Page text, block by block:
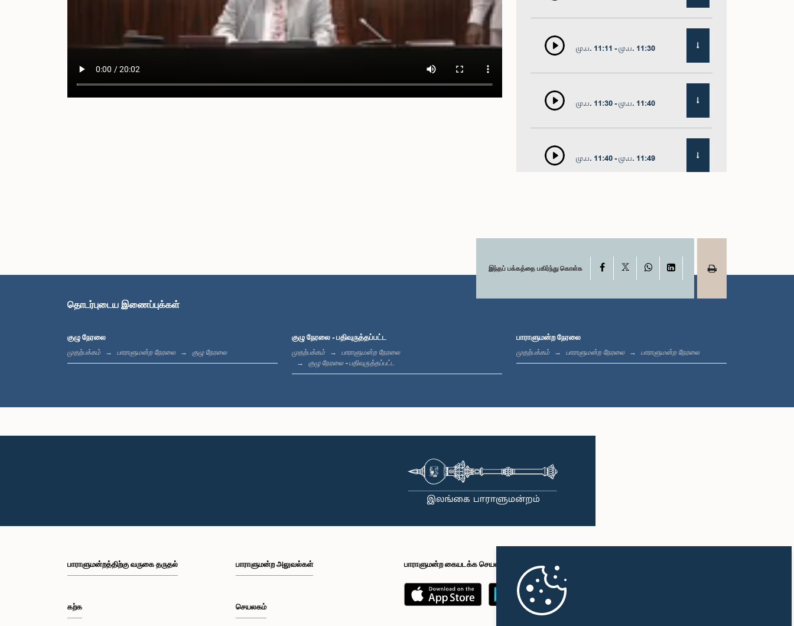
மு.ப. 11:11 - மு.ப. 11:30
மு.ப. 11:30 - மு.ப. 11:40
மு.ப. 11:40 - மு.ப. 11:49
பி.ப. 12:05 - பி.ப. 12:13
இந்தப் பக்கத்தை பகிர்ந்து கொள்க Facebook WhatsAppLinkedIn
தொடர்புடைய இணைப்புக்கள்
குழு நேரலை
முதற்பக்கம் பாராளுமன்ற நேரலை குழு நேரலை
குழு நேரலை - பதிவுருத்தப்பட்ட
முதற்பக்கம்
பாராளுமன்ற நேரலை
குழு நேரலை - பதிவுருத்தப்பட்ட
பாராளுமன்ற நேரலை
முதற்பக்கம் பாராளுமன்ற நேரலை பாராளுமன்ற நேரலை
பாராளுமன்றத்திற்கு வருகை தருதல்
கற்க
பாராளுமன்ற அலுவல்கள்
செயலகம்
பாராளுமன்ற கையடக்க செயலி